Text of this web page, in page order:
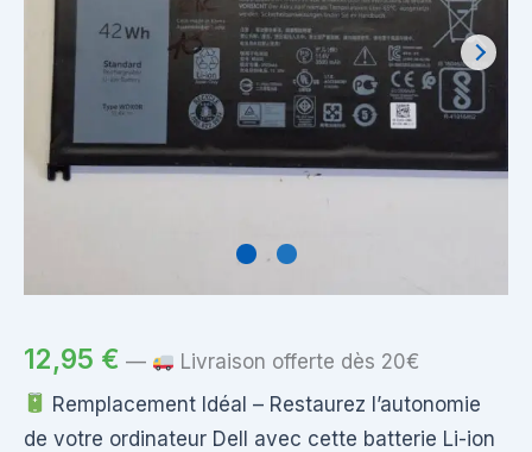
12,95 € —
Livraison offerte dès 20€
Remplacement Idéal – Restaurez l’autonomie
de votre ordinateur Dell avec cette batterie Li-ion